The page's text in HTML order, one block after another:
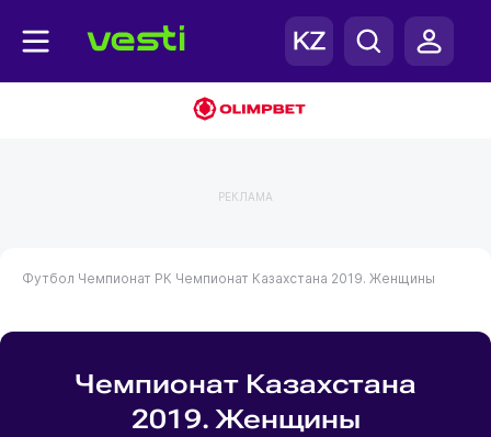
РЕКЛАМА
Футбол Чемпионат РК Чемпионат Казахстана 2019. Женщины
Чемпионат Казахстана
2019. Женщины